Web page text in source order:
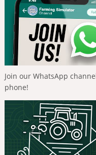
Join our WhatsApp
phone!